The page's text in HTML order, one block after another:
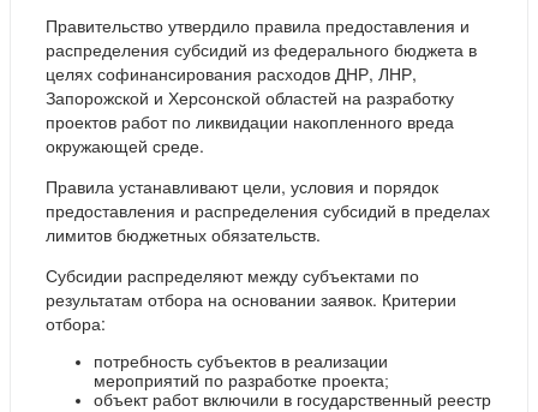
Правительство утвердило правила предоставления и
распределения субсидий из федерального бюджета в
целях софинансирования расходов ДНР, ЛНР,
Запорожской и Херсонской областей на разработку
проектов работ по ликвидации накопленного вреда
окружающей среде.
Правила устанавливают цели, условия и порядок
предоставления и распределения субсидий в пределах
лимитов бюджетных обязательств.
Субсидии распределяют между субъектами по
результатам отбора на основании заявок. Критерии
отбора:
потребность субъектов в реализации
мероприятий по разработке проекта;
объект работ включили в государственный реестр